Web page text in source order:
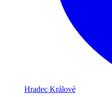
Hradec Králové